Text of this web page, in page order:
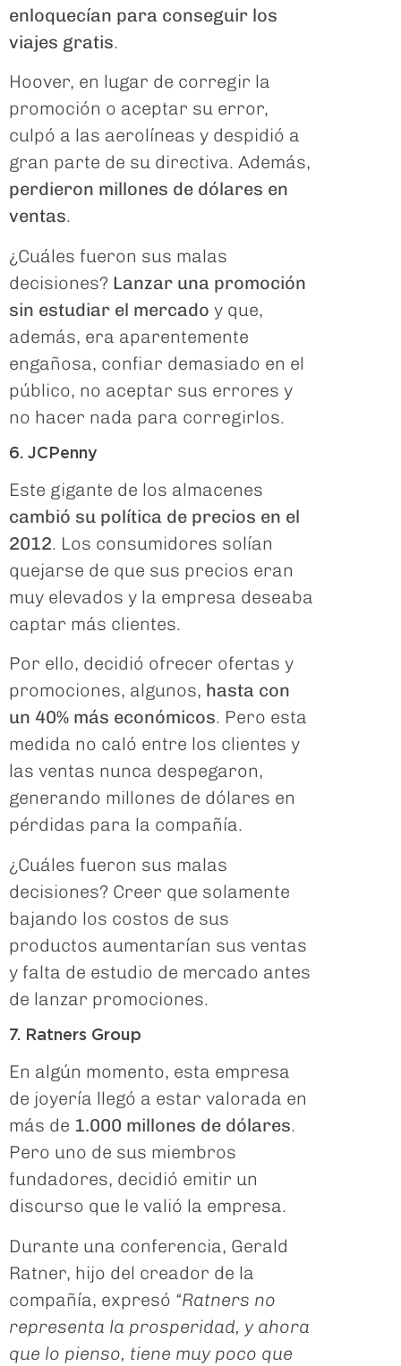
enloquecían para conseguir los
viajes gratis.
Hoover, en lugar de corregir la
promoción o aceptar su error,
culpó a las aerolíneas y despidió a
gran parte de su directiva. Además,
perdieron millones de dólares en
ventas.
¿Cuáles fueron sus malas
decisiones? Lanzar una promoción
sin estudiar el mercado y que,
además, era aparentemente
engañosa, confiar demasiado en el
público, no aceptar sus errores y
no hacer nada para corregirlos.
6. JCPenny
Este gigante de los almacenes
cambió su política de precios en el
2012. Los consumidores solían
quejarse de que sus precios eran
muy elevados y la empresa deseaba
captar más clientes.
Por ello, decidió ofrecer ofertas y
promociones, algunos, hasta con
un 40% más económicos. Pero esta
medida no caló entre los clientes y
las ventas nunca despegaron,
generando millones de dólares en
pérdidas para la compañía.
¿Cuáles fueron sus malas
decisiones? Creer que solamente
bajando los costos de sus
productos aumentarían sus ventas
y falta de estudio de mercado antes
de lanzar promociones.
7. Ratners Group
En algún momento, esta empresa
de joyería llegó a estar valorada en
más de 1.000 millones de dólares.
Pero uno de sus miembros
fundadores, decidió emitir un
discurso que le valió la empresa.
Durante una conferencia, Gerald
Ratner, hijo del creador de la
compañía, expresó “Ratners no
representa la prosperidad, y ahora
que lo pienso, tiene muy poco que